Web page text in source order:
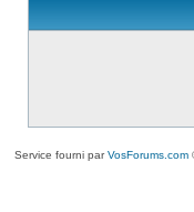
Service fourni parVosForums.com